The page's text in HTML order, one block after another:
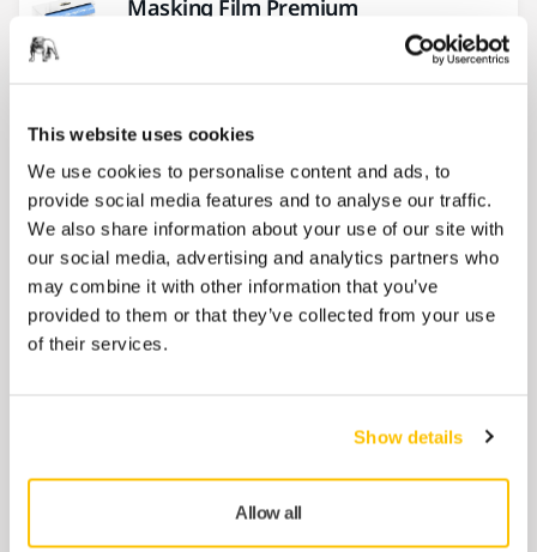
This website uses cookies
We use cookies to personalise content and ads, to
provide social media features and to analyse our traffic.
We also share information about your use of our site with
our social media, advertising and analytics partners who
may combine it with other information that you’ve
provided to them or that they’ve collected from your use
of their services.
Show details
Allow all
Masking Film Premium
an Karosserie durch elektrostatische
Aufladung._x000D_ Sehr gute Lack- und...
Preis ab
124,60 €
Masking Paper Premium
Starkes und dickes Premium-Abdeckpapier
Preis ab